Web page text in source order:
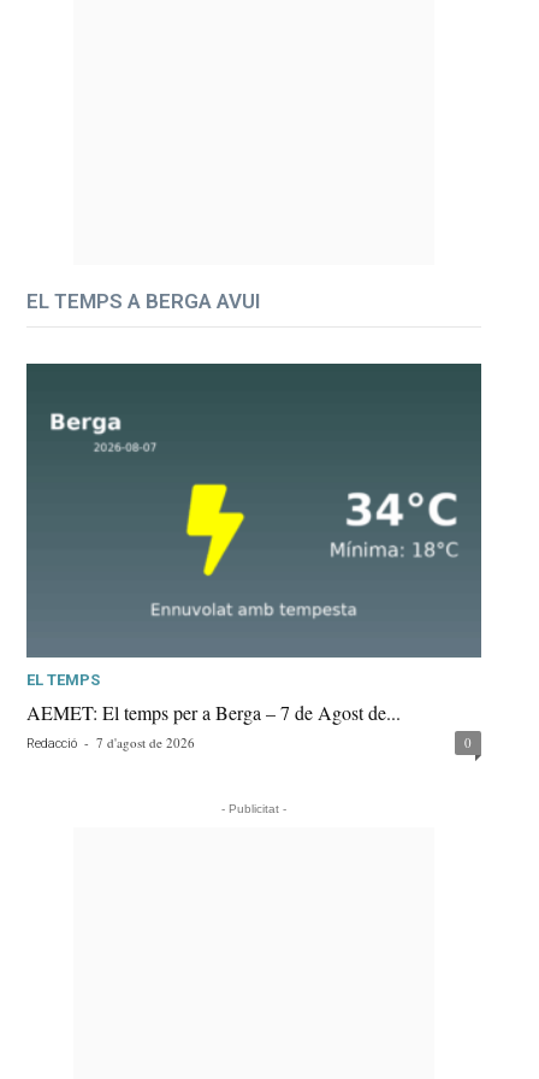
EL TEMPS A BERGA AVUI
EL TEMPS
AEMET: El temps per a Berga – 7 de Agost de...
Redacció - 7 d'agost de 2026 0
- Publicitat -